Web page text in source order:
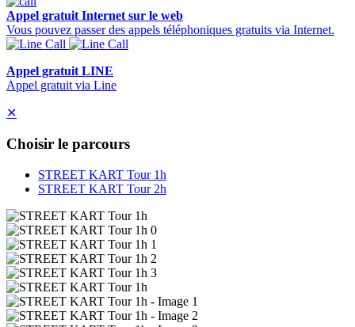
Appel gratuit Internet sur le web
Vous pouvez passer des appels téléphoniques gratuits via Internet.
Appel gratuit LINE
Appel gratuit via Line
✕
Choisir le parcours
STREET KART Tour 1h
STREET KART Tour 2h